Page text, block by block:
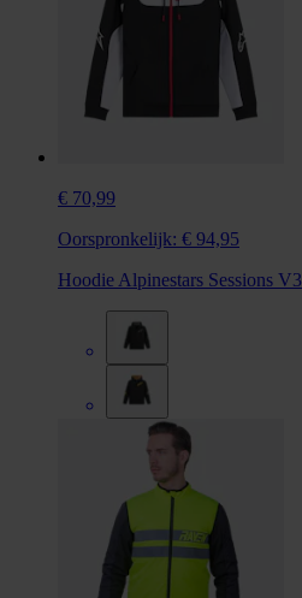
€ 70,99
Oorspronkelijk: € 94,95
Hoodie Alpinestars Sessions V3